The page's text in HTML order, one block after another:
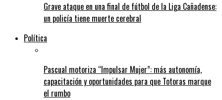
Grave ataque en una final de fútbol de la Liga Cañadense:
un policía tiene muerte cerebral
Política
Pascual motoriza “Impulsar Mujer”: más autonomía,
capacitación y oportunidades para que Totoras marque
el rumbo